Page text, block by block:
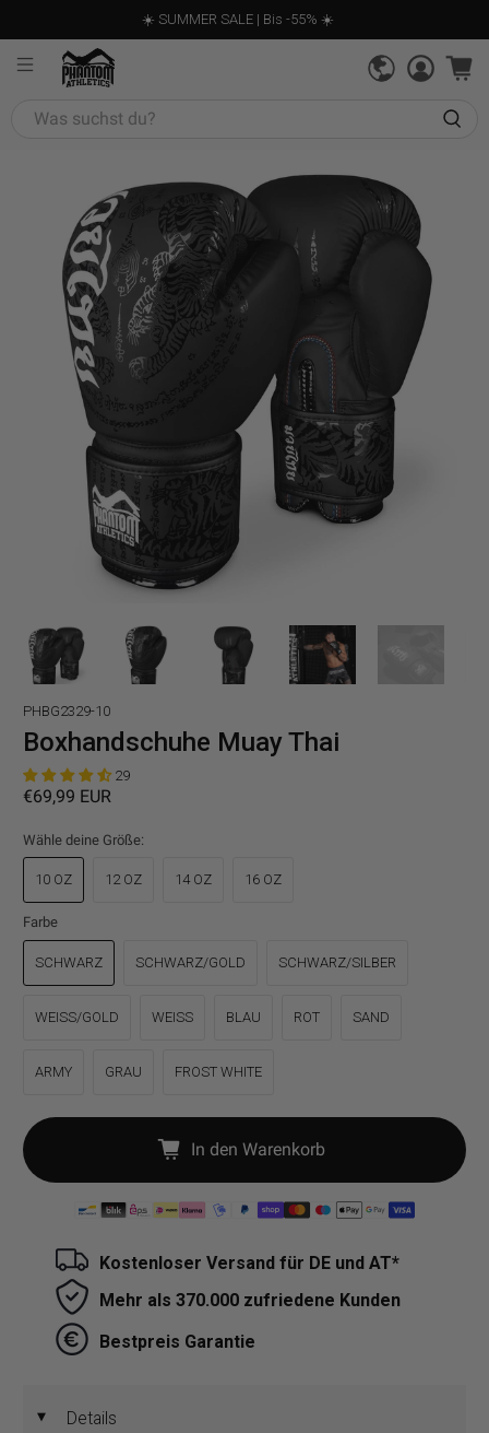
☀️ SUMMER SALE | Bis -55% ☀️
Was
PHBG2329-10
Boxhandschuhe Muay Thai
29
€69,99 EUR
Wähle deine Größe:
10 OZ 12 OZ 14 OZ 16 OZ
Farbe
SCHWARZ SCHWARZ/GOLD SCHWARZ/SILBER
WEISS/GOLD WEISS BLAU ROT SAND
ARMY GRAU FROST WHITE
In den Warenkorb
Kostenloser Versand für DE und AT*
Mehr als 370.000 zufriedene Kunden
Bestpreis Garantie
◄ Details